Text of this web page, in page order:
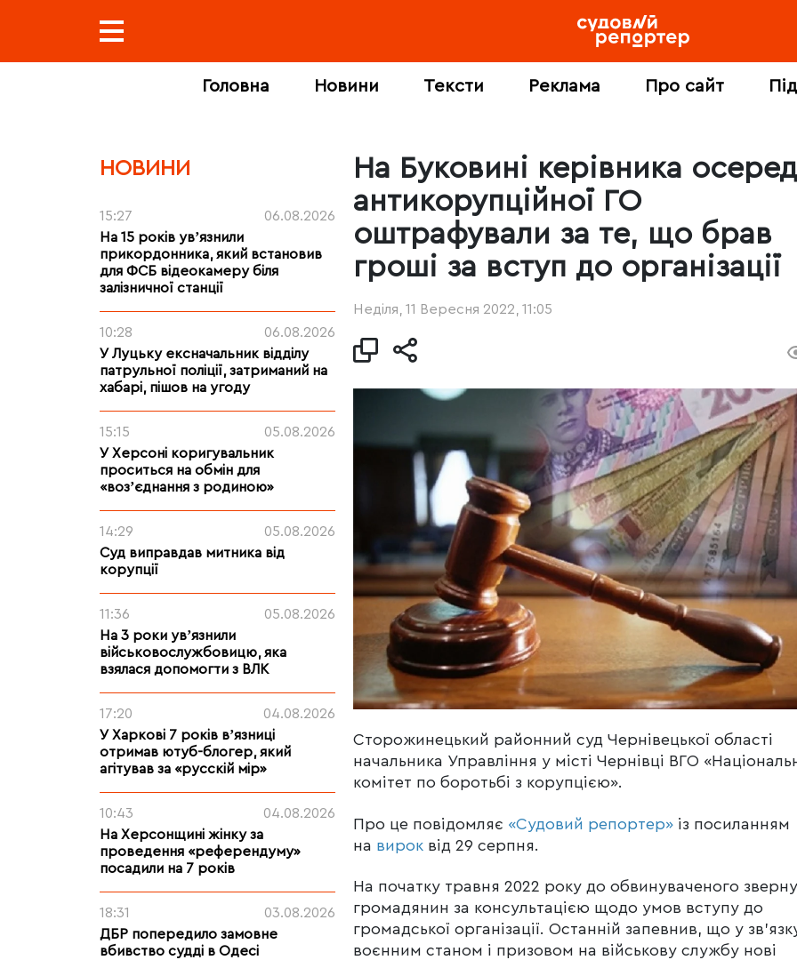
Головна Новини Тексти Реклама Про сайт
НОВИНИ
15:27
06.08.2026
На 15 років увʼязнили
прикордонника, який встановив
для ФСБ відеокамеру біля
залізничної станції
10:28
06.08.2026
У Луцьку ексначальник відділу
патрульної поліції, затриманий на
хабарі, пішов на угоду
15:15
05.08.2026
У Херсоні коригувальник
проситься на обмін для
«возʼєднання з родиною»
14:29
05.08.2026
Суд виправдав митника від
корупції
11:36
05.08.2026
На 3 роки увʼязнили
військовослужбовицю, яка
взялася допомогти з ВЛК
17:20
04.08.2026
У Харкові 7 років вʼязниці
отримав ютуб-блогер, який
агітував за «русскій мір»
10:43
04.08.2026
На Херсонщині жінку за
проведення «референдуму»
посадили на 7 років
18:31
03.08.2026
ДБР попередило замовне
вбивство судді в Одесі
На Буковині керівника
антикорупційної ГО
оштрафували за те, що брав
гроші за вступ до організації
Неділя, 11 Вересня 2022, 11:05
Сторожинецький районний суд Чернівецької області
начальника Управління у місті Чернівці ВГО
комітет по боротьбі з корупцією».
Про це повідомляє «Судовий репортер» із посиланням
на вирок від 29 серпня.
На початку травня 2022 року до обвинуваченого
громадянин за консультацією щодо умов вступу до
громадської організації. Останній запевнив, що у
воєнним станом і призовом на військову службу нові